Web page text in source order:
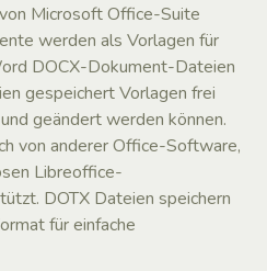
Microsoft Office-Suite
werden als Vorlagen für
DOCX-Dokument-Dateien
gespeichert Vorlagen frei
geändert werden können.
von anderer Office-Software,
Libreoffice-
DOTX Dateien speichern
für einfache